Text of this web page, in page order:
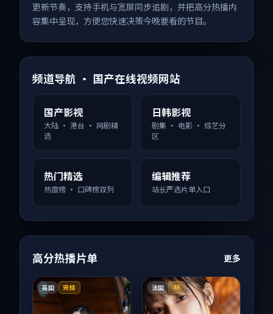
更新节奏，支持手机与宽屏同步追剧，并把高分热播内
容集中呈现，方便您快速决策今晚要看的节目。
频道导航 · 国产在线视频网站
国产影视
大陆 · 港台 · 网剧精
选
日韩影视
剧集 · 电影 · 综艺分
区
热门精选
热度榜 · 口碑榜双列
编辑推荐
站长严选片单入口
高分热播片单 更多
英国 完结 法国 4K